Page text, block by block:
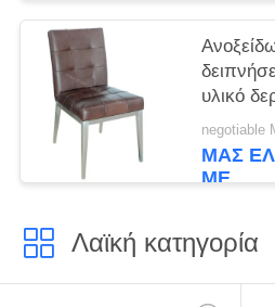
υλικό
ντεκόρ
negotiable
ΜΑΣ
ΜΕ
Λαϊκή κατηγορία